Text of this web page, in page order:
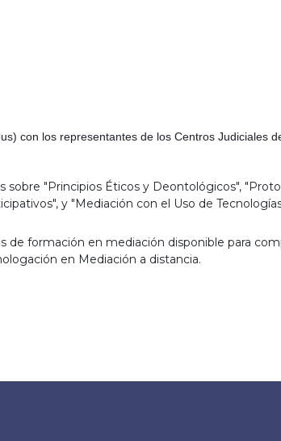
con los representantes de los Centros Judiciales
"Principios Éticos y Deontológicos",
y "Mediación con el Uso de
de formación en mediación disponible para
en Mediación a distancia.